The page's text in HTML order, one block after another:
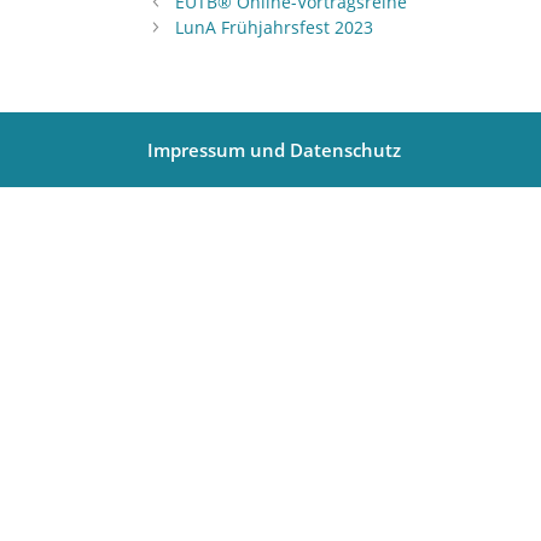
LunA Frühjahrsfest 2023
Impressum und Datenschutz